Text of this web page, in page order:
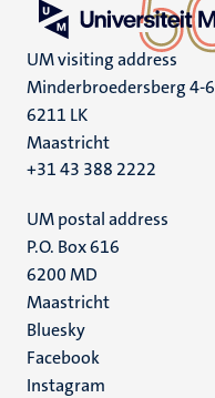
UM visiting address
Minderbroedersberg 4-6
6211 LK
Maastricht
+31 43 388 2222
UM postal address
P.O. Box 616
6200 MD
Maastricht
Social
media
Bluesky
Facebook
Instagram